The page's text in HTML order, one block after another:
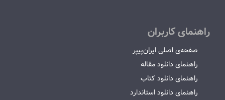
راهنمای کاربران
صفحه‌ی اصلی ایران‌پیپر
راهنمای دانلود مقاله
راهنمای دانلود کتاب
راهنمای دانلود استاندارد